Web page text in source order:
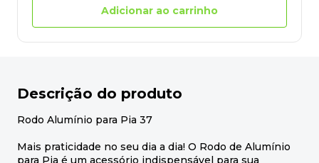
Adicionar ao carrinho
Descrição do produto
Rodo Alumínio para Pia 37
Mais praticidade no seu dia a dia! O Rodo de Alumínio